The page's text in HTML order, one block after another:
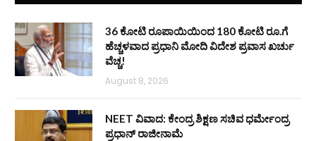
36 ಕೋಟಿ ರೂಪಾಯಿಯಿಂದ 180 ಕೋಟಿ ರೂ.ಗೆ
ಹೆಚ್ಚಳವಾದ ಪ್ರಧಾನಿ ಮೋದಿ ವಿದೇಶ ಪ್ರವಾಸ ಖರ್ಚು
ವೆಚ್ಚ!
August 8, 2026
NEET ವಿವಾದ: ಕೇಂದ್ರ ಶಿಕ್ಷಣ ಸಚಿವ ಧರ್ಮೇಂದ್ರ
ಪ್ರಧಾನ್ ರಾಜೀನಾಮೆ